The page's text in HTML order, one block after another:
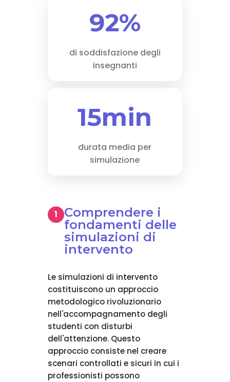
92%
di soddisfazione degli
insegnanti
15min
durata media per
simulazione
Comprendere i
fondamenti delle
simulazioni di
intervento
Le simulazioni di intervento
costituiscono un approccio
metodologico rivoluzionario
nell'accompagnamento degli
studenti con disturbi
dell'attenzione. Questo
approccio consiste nel creare
scenari controllati e sicuri in cui i
professionisti possono